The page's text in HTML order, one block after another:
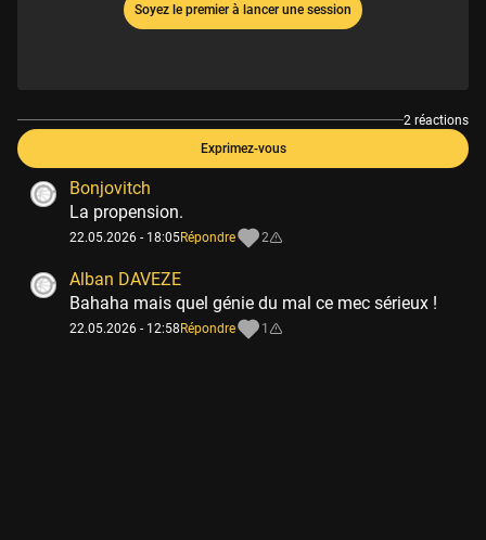
Soyez le premier à lancer une session
2 réactions
Exprimez-vous
Bonjovitch
La propension.
22.05.2026 - 18:05Répondre 2
Alban DAVEZE
Bahaha mais quel génie du mal ce mec sérieux !
22.05.2026 - 12:58Répondre 1